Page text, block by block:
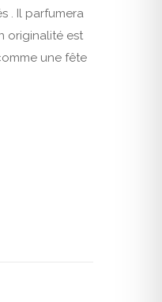
. Il parfumera
originalité est
une fête